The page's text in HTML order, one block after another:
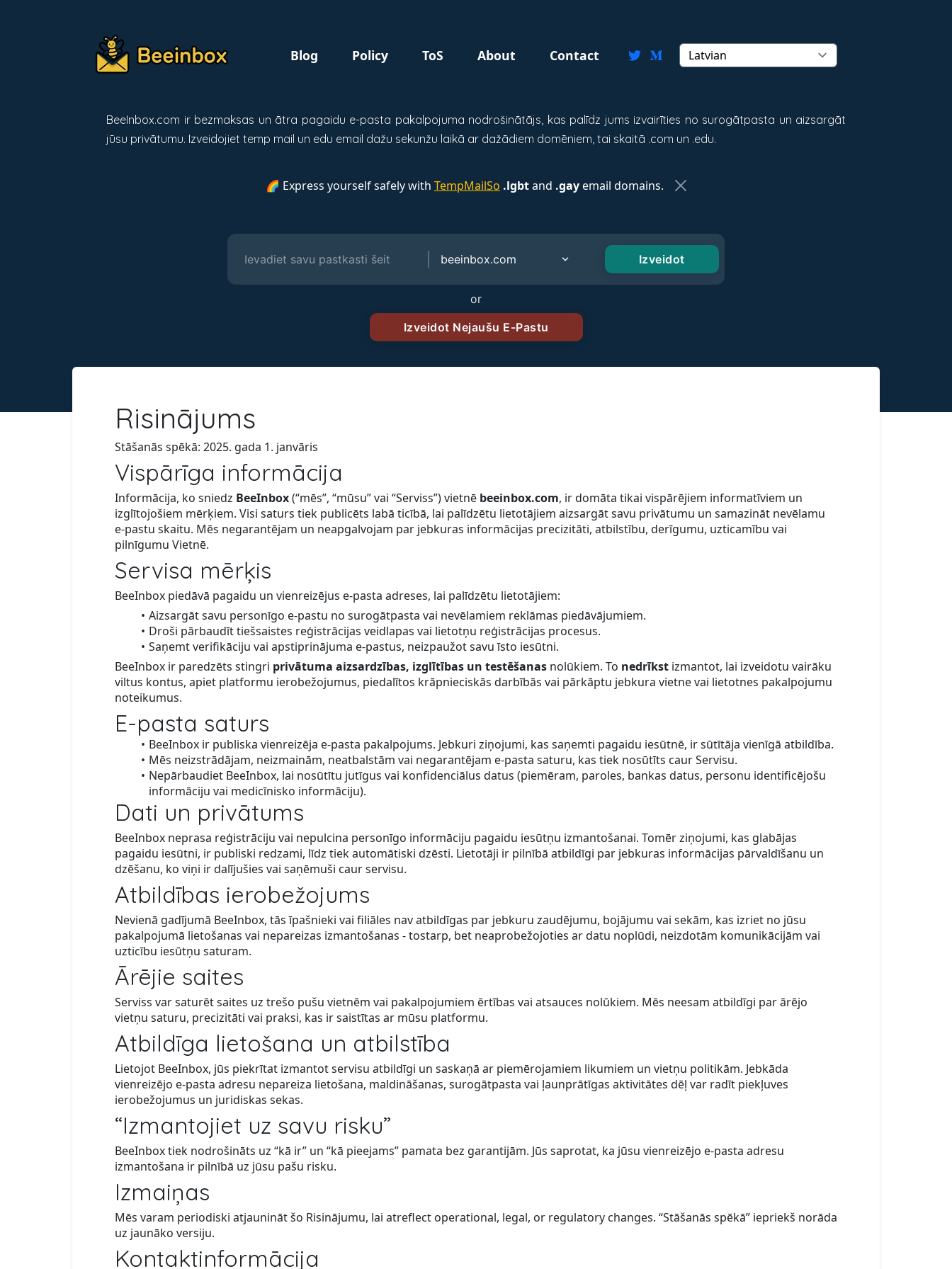
Blog Policy ToS About Contact
BeeInbox.com ir bezmaksas un ātra pagaidu e-pasta pakalpojuma nodrošinātājs, kas palīdz jums izvairīties no surogātpasta un aizsargāt
jūsu privātumu. Izveidojiet temp mail un edu email dažu sekunžu laikā ar dažādiem domēniem, tai skaitā .com un .edu.
🌈 Express yourself safely with TempMailSo .lgbtand .gayemail domains.
or
Risinājums
Stāšanās spēkā: 2025. gada 1. janvāris
Vispārīga informācija
Informācija, ko sniedz BeeInbox(“mēs”, “mūsu” vai “Serviss”) vietnē beeinbox.com, ir domāta tikai vispārējiem informatīviem un
izglītojošiem mērķiem. Visi saturs tiek publicēts labā ticībā, lai palīdzētu lietotājiem aizsargāt savu privātumu un samazināt nevēlamu
e-pastu skaitu. Mēs negarantējam un neapgalvojam par jebkuras informācijas precizitāti, atbilstību, derīgumu, uzticamību vai
pilnīgumu Vietnē.
Servisa mērķis
BeeInbox piedāvā pagaidu un vienreizējus e-pasta adreses, lai palīdzētu lietotājiem:
Aizsargāt savu personīgo e-pastu no surogātpasta vai nevēlamiem reklāmas piedāvājumiem.
Droši pārbaudīt tiešsaistes reģistrācijas veidlapas vai lietotņu reģistrācijas procesus.
Saņemt verifikāciju vai apstiprinājuma e-pastus, neizpaužot savu īsto iesūtni.
BeeInbox ir paredzēts stingri privātuma aizsardzības, izglītības un testēšanas nolūkiem. To nedrīkst izmantot, lai izveidotu vairāku
viltus kontus, apiet platformu ierobežojumus, piedalītos krāpnieciskās darbībās vai pārkāptu jebkura vietne vai lietotnes pakalpojumu
noteikumus.
E-pasta saturs
BeeInbox ir publiska vienreizēja e-pasta pakalpojums. Jebkuri ziņojumi, kas saņemti pagaidu iesūtnē, ir sūtītāja vienīgā atbildība.
Mēs neizstrādājam, neizmainām, neatbalstām vai negarantējam e-pasta saturu, kas tiek nosūtīts caur Servisu.
Nepārbaudiet BeeInbox, lai nosūtītu jutīgus vai konfidenciālus datus (piemēram, paroles, bankas datus, personu identificējošu
informāciju vai medicīnisko informāciju).
Dati un privātums
BeeInbox neprasa reģistrāciju vai nepulcina personīgo informāciju pagaidu iesūtņu izmantošanai. Tomēr ziņojumi, kas glabājas
pagaidu iesūtni, ir publiski redzami, līdz tiek automātiski dzēsti. Lietotāji ir pilnībā atbildīgi par jebkuras informācijas pārvaldīšanu un
dzēšanu, ko viņi ir dalījušies vai saņēmuši caur servisu.
Atbildības ierobežojums
Nevienā gadījumā BeeInbox, tās īpašnieki vai filiāles nav atbildīgas par jebkuru zaudējumu, bojājumu vai sekām, kas izriet no jūsu
pakalpojumā lietošanas vai nepareizas izmantošanas - tostarp, bet neaprobežojoties ar datu noplūdi, neizdotām komunikācijām vai
uzticību iesūtņu saturam.
Ārējie saites
Serviss var saturēt saites uz trešo pušu vietnēm vai pakalpojumiem ērtības vai atsauces nolūkiem. Mēs neesam atbildīgi par ārējo
vietņu saturu, precizitāti vai praksi, kas ir saistītas ar mūsu platformu.
Atbildīga lietošana un atbilstība
Lietojot BeeInbox, jūs piekrītat izmantot servisu atbildīgi un saskaņā ar piemērojamiem likumiem un vietņu politikām. Jebkāda
vienreizējo e-pasta adresu nepareiza lietošana, maldināšanas, surogātpasta vai ļaunprātīgas aktivitātes dēļ var radīt piekļuves
ierobežojumus un juridiskas sekas.
“Izmantojiet uz savu risku”
BeeInbox tiek nodrošināts uz “kā ir” un “kā pieejams” pamata bez garantijām. Jūs saprotat, ka jūsu vienreizējo e-pasta adresu
izmantošana ir pilnībā uz jūsu pašu risku.
Izmaiņas
Mēs varam periodiski atjaunināt šo Risinājumu, lai atreflect operational, legal, or regulatory changes. “Stāšanās spēkā” iepriekš norāda
uz jaunāko versiju.
Kontaktinformācija